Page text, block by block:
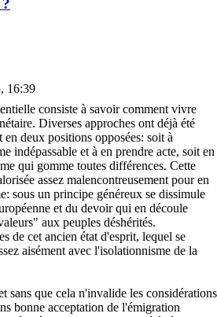
16:39
consiste à savoir comment vivre
Diverses approches ont déjà été
en deux positions opposées: soit à
indépassable et à en prendre acte, soit en
qui gomme toutes différences. Cette
assez malencontreusement pour en
sous un principe généreux se dissimule
et du devoir qui en découle
aux peuples déshérités.
de cet ancien état d'esprit, lequel se
aisément avec l'isolationnisme de la
sans que cela n'invalide les considérations
bonne acceptation de l'émigration